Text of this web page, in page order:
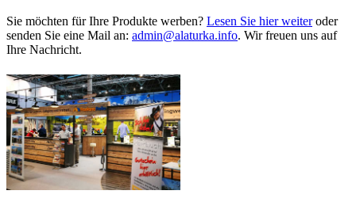
Sie möchten für Ihre Produkte werben? Lesen Sie hier weiteroder
senden Sie eine Mail an: admin@alaturka.info. Wir freuen uns auf
Ihre Nachricht.